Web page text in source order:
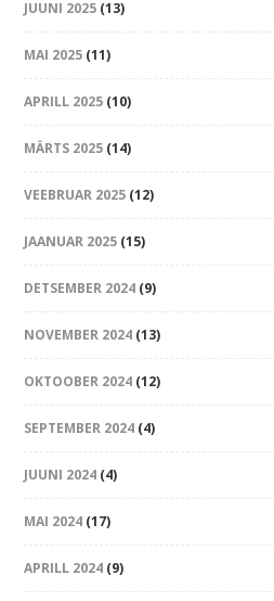
JUUNI 2025 (13)
MAI 2025 (11)
APRILL 2025 (10)
MÄRTS 2025 (14)
VEEBRUAR 2025 (12)
JAANUAR 2025 (15)
DETSEMBER 2024 (9)
NOVEMBER 2024 (13)
OKTOOBER 2024 (12)
SEPTEMBER 2024 (4)
JUUNI 2024 (4)
MAI 2024 (17)
APRILL 2024 (9)